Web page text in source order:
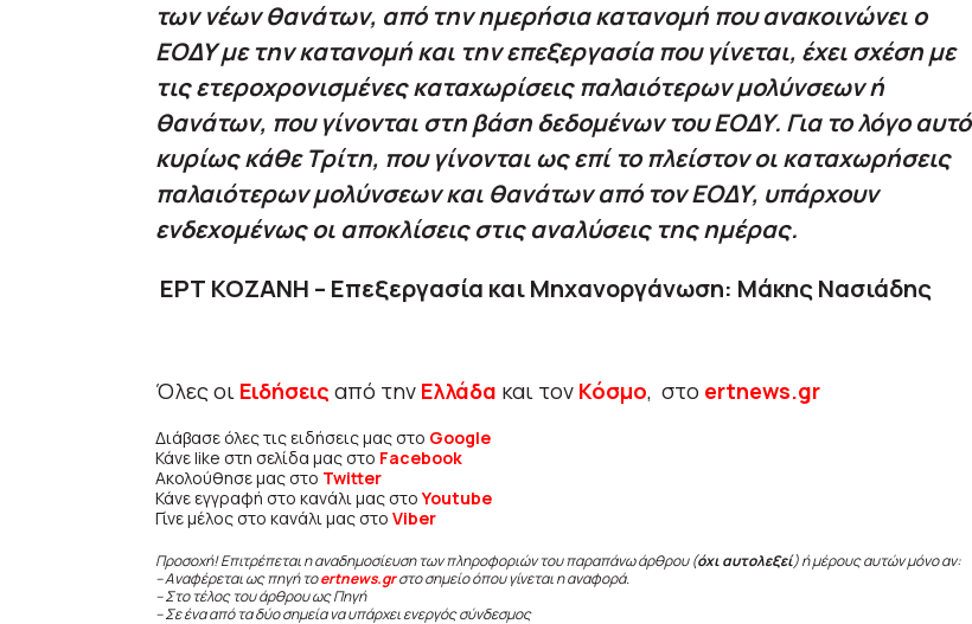
των νέων θανάτων, από την ημερήσια κατανομή που ανακοινώνει ο
ΕΟΔΥ με την κατανομή και την επεξεργασία που γίνεται, έχει σχέση με
τις ετεροχρονισμένες καταχωρίσεις παλαιότερων μολύνσεων ή
θανάτων, που γίνονται στη βάση δεδομένων του ΕΟΔΥ. Για το λόγο αυτό
κυρίως κάθε Τρίτη, που γίνονται ως επί το πλείστον οι καταχωρήσεις
παλαιότερων μολύνσεων και θανάτων από τον ΕΟΔΥ, υπάρχουν
ενδεχομένως οι αποκλίσεις στις αναλύσεις της ημέρας.
ΕΡΤ ΚΟΖΑΝΗ – Επεξεργασία και Μηχανοργάνωση: Μάκης Νασιάδης
Όλες οι Ειδήσεις από την Ελλάδα και τον Κόσμο, στο ertnews.gr
Διάβασε όλες τις ειδήσεις μας στο Google
Κάνε like στη σελίδα μας στο Facebook
Ακολούθησε μας στο Twitter
Κάνε εγγραφή στο κανάλι μας στοYoutube
Γίνε μέλος στο κανάλι μας στο Viber
Προσοχή! Επιτρέπεται η αναδημοσίευση των πληροφοριών του παραπάνω άρθρου (όχι αυτολεξεί) ή μέρους αυτών μόνο αν:
– Αναφέρεται ως πηγή τοertnews.gr στο σημείο όπου γίνεται η αναφορά.
– Στο τέλος του άρθρου ως Πηγή
– Σε ένα από τα δύο σημεία να υπάρχει ενεργός σύνδεσμος